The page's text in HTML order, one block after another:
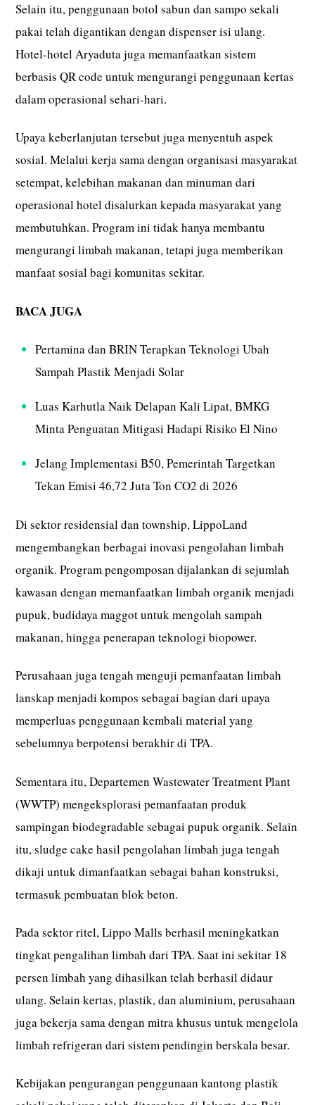
Selain itu, penggunaan botol sabun dan sampo sekali
pakai telah digantikan dengan dispenser isi ulang.
Hotel-hotel Aryaduta juga memanfaatkan sistem
berbasis QR code untuk mengurangi penggunaan kertas
dalam operasional sehari-hari.
Upaya keberlanjutan tersebut juga menyentuh aspek
sosial. Melalui kerja sama dengan organisasi masyarakat
setempat, kelebihan makanan dan minuman dari
operasional hotel disalurkan kepada masyarakat yang
membutuhkan. Program ini tidak hanya membantu
mengurangi limbah makanan, tetapi juga memberikan
manfaat sosial bagi komunitas sekitar.
BACA JUGA
Pertamina dan BRIN Terapkan Teknologi Ubah
Sampah Plastik Menjadi Solar
Luas Karhutla Naik Delapan Kali Lipat, BMKG
Minta Penguatan Mitigasi Hadapi Risiko El Nino
Jelang Implementasi B50, Pemerintah Targetkan
Tekan Emisi 46,72 Juta Ton CO2 di 2026
Di sektor residensial dan township, LippoLand
mengembangkan berbagai inovasi pengolahan limbah
organik. Program pengomposan dijalankan di sejumlah
kawasan dengan memanfaatkan limbah organik menjadi
pupuk, budidaya maggot untuk mengolah sampah
makanan, hingga penerapan teknologi biopower.
Perusahaan juga tengah menguji pemanfaatan limbah
lanskap menjadi kompos sebagai bagian dari upaya
memperluas penggunaan kembali material yang
sebelumnya berpotensi berakhir di TPA.
Sementara itu, Departemen Wastewater Treatment Plant
(WWTP) mengeksplorasi pemanfaatan produk
sampingan biodegradable sebagai pupuk organik. Selain
itu, sludge cake hasil pengolahan limbah juga tengah
dikaji untuk dimanfaatkan sebagai bahan konstruksi,
termasuk pembuatan blok beton.
Pada sektor ritel, Lippo Malls berhasil meningkatkan
tingkat pengalihan limbah dari TPA. Saat ini sekitar 18
persen limbah yang dihasilkan telah berhasil didaur
ulang. Selain kertas, plastik, dan aluminium, perusahaan
juga bekerja sama dengan mitra khusus untuk mengelola
limbah refrigeran dari sistem pendingin berskala besar.
Kebijakan pengurangan penggunaan kantong plastik